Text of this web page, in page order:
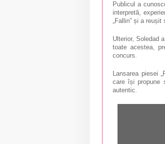
Publicul a
interpretă,
„Fallin” și a
Ulterior, Soledad
toate acestea,
concurs.
Lansarea piesei
care își propune
autentic.